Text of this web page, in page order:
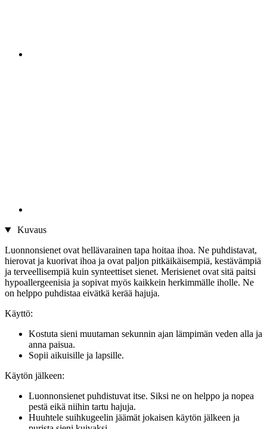
Kuvaus
Luonnonsienet ovat hellävarainen tapa hoitaa ihoa. Ne puhdistavat,
hierovat ja kuorivat ihoa ja ovat paljon pitkäikäisempiä, kestävämpiä
ja terveellisempiä kuin synteettiset sienet. Merisienet ovat sitä paitsi
hypoallergeenisia ja sopivat myös kaikkein herkimmälle iholle. Ne
on helppo puhdistaa eivätkä kerää hajuja.
Käyttö:
Kostuta sieni muutaman sekunnin ajan lämpimän veden alla ja
anna paisua.
Sopii aikuisille ja lapsille.
Käytön jälkeen:
Luonnonsienet puhdistuvat itse. Siksi ne on helppo ja nopea
pestä eikä niihin tartu hajuja.
Huuhtele suihkugeelin jäämät jokaisen käytön jälkeen ja